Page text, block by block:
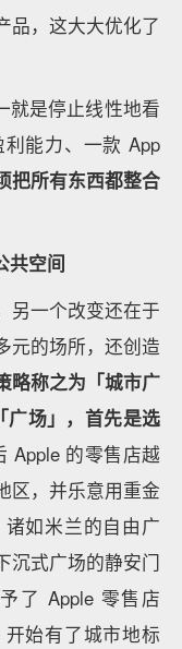
品，这大大优化了
就是停止线性地看
能力、一款 App
把所有东西都整合
共空间
另一个改变还在于
的场所，还创造
略称之为「城市广
广场」，首先是选
Apple 的零售店越
区，并乐意用重金
如米兰的自由广
沉式广场的静安门
了 Apple 零售店
开始有了城市地标